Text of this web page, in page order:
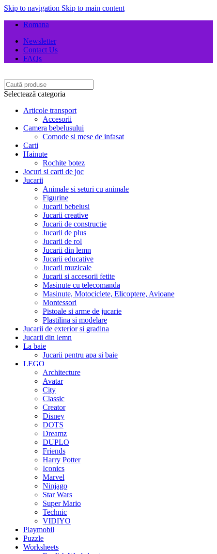
Skip to navigation Skip to main content
Romana
Newsletter
Contact Us
FAQs
Selectează categoria
Articole transport
Accesorii
Camera bebelusului
Comode si mese de infasat
Carti
Hainute
Rochite botez
Jocuri si carti de joc
Jucarii
Animale si seturi cu animale
Figurine
Jucarii bebelusi
Jucarii creative
Jucarii de constructie
Jucarii de plus
Jucarii de rol
Jucarii din lemn
Jucarii educative
Jucarii muzicale
Jucarii si accesorii fetite
Masinute cu telecomanda
Masinute, Motociclete, Elicoptere, Avioane
Montessori
Pistoale si arme de jucarie
Plastilina si modelare
Jucarii de exterior si gradina
Jucarii din lemn
La baie
Jucarii pentru apa si baie
LEGO
Architecture
Avatar
City
Classic
Creator
Disney
DOTS
Dreamz
DUPLO
Friends
Harry Potter
Iconics
Marvel
Ninjago
Star Wars
Super Mario
Technic
VIDIYO
Playmobil
Puzzle
Worksheets